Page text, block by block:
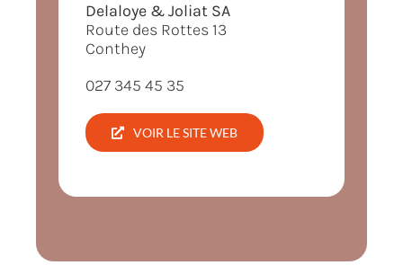
Delaloye & Joliat SA
Route des Rottes 13
Conthey
027 345 45 35
VOIR LE SITE WEB